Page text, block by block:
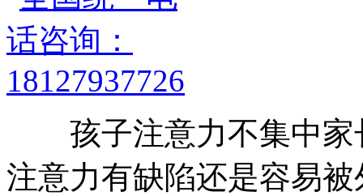
孩子注意力不集中家
注意力有缺陷还是容易